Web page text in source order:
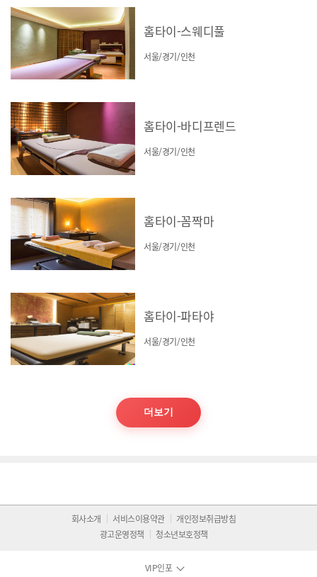
홈타이-스웨디풀
서울/경기/인천
홈타이-바디프렌드
서울/경기/인천
홈타이-꼼짝마
서울/경기/인천
홈타이-파타야
서울/경기/인천
더보기
회사소개 서비스이용약관
개인정보취급방침
광고운영정책
청소년보호정책
VIP인포